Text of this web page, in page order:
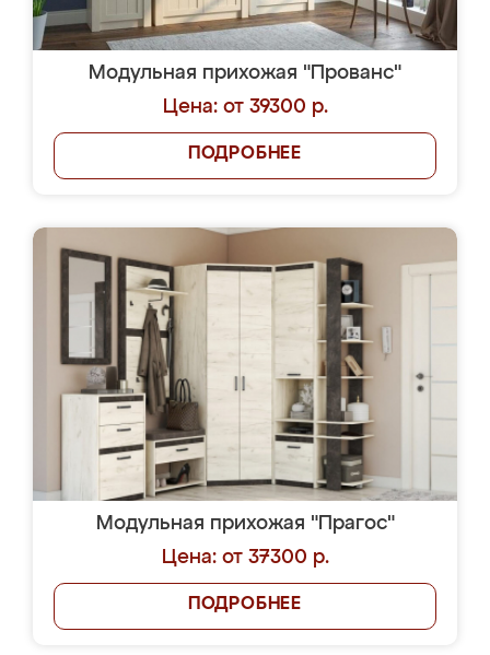
Модульная прихожая "Прованс"
Цена: от 39300 р.
ПОДРОБНЕЕ
Модульная прихожая "Прагос"
Цена: от 37300 р.
ПОДРОБНЕЕ